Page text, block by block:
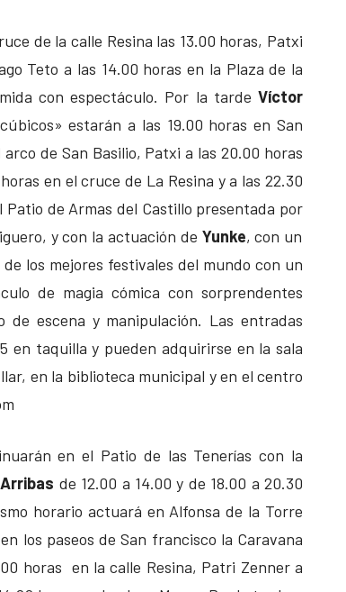
de la calle Resina las 13.00 horas, Patxi
Teto a las 14.00 horas en la Plaza de la
con espectáculo. Por la tarde Víctor
estarán a las 19.00 horas en San
de San Basilio, Patxi a las 20.00 horas
en el cruce de La Resina y a las 22.30
Patio de Armas del Castillo presentada por
y con la actuación de Yunke, con un
de los mejores festivales del mundo con un
de magia cómica con sorprendentes
de escena y manipulación. Las entradas
en taquilla y pueden adquirirse en la sala
en la biblioteca municipal y en el centro
en el Patio de las Tenerías con la
de 12.00 a 14.00 y de 18.00 a 20.30
horario actuará en Alfonsa de la Torre
los paseos de San francisco la Caravana
horas en la calle Resina, Patri Zenner a